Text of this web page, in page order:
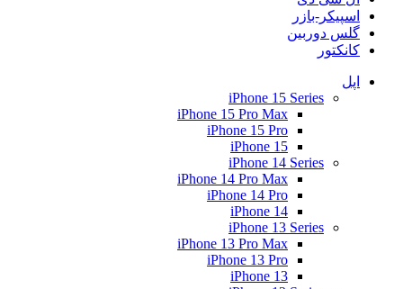
اسپیکر-بازر
گلس دوربین
کانکتور
اپل
iPhone 15 Series
iPhone 15 Pro Max
iPhone 15 Pro
iPhone 15
iPhone 14 Series
iPhone 14 Pro Max
iPhone 14 Pro
iPhone 14
iPhone 13 Series
iPhone 13 Pro Max
iPhone 13 Pro
iPhone 13